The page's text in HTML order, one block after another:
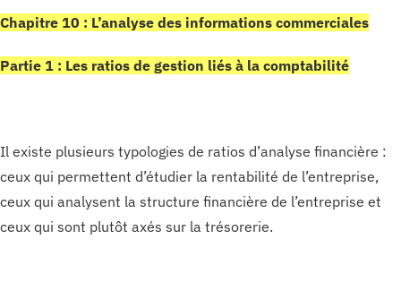
Chapitre 10 : L’analyse des informations commerciales
Partie 1 : Les ratios de gestion liés à la comptabilité
Il existe plusieurs typologies de ratios d’analyse financière :
ceux qui permettent d’étudier la rentabilité de l’entreprise,
ceux qui analysent la structure financière de l’entreprise et
ceux qui sont plutôt axés sur la trésorerie.